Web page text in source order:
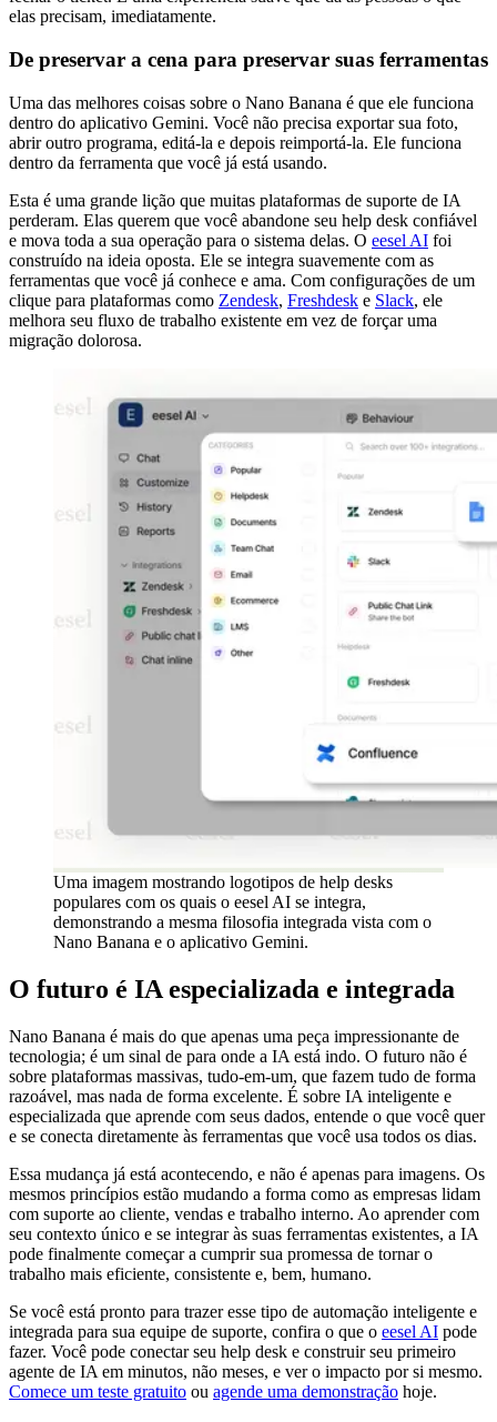
elas precisam, imediatamente.
De preservar a cena para preservar suas ferramentas
Uma das melhores coisas sobre o Nano Banana é que ele funciona
dentro do aplicativo Gemini. Você não precisa exportar sua foto,
abrir outro programa, editá-la e depois reimportá-la. Ele funciona
dentro da ferramenta que você já está usando.
Esta é uma grande lição que muitas plataformas de suporte de IA
perderam. Elas querem que você abandone seu help desk confiável
e mova toda a sua operação para o sistema delas. O eesel AI foi
construído na ideia oposta. Ele se integra suavemente com as
ferramentas que você já conhece e ama. Com configurações de um
clique para plataformas como Zendesk, Freshdesk e Slack, ele
melhora seu fluxo de trabalho existente em vez de forçar uma
migração dolorosa.
Uma imagem mostrando logotipos de help desks
populares com os quais o eesel AI se integra,
demonstrando a mesma filosofia integrada vista com o
Nano Banana e o aplicativo Gemini.
O futuro é IA especializada e integrada
Nano Banana é mais do que apenas uma peça impressionante de
tecnologia; é um sinal de para onde a IA está indo. O futuro não é
sobre plataformas massivas, tudo-em-um, que fazem tudo de forma
razoável, mas nada de forma excelente. É sobre IA inteligente e
especializada que aprende com seus dados, entende o que você quer
e se conecta diretamente às ferramentas que você usa todos os dias.
Essa mudança já está acontecendo, e não é apenas para imagens. Os
mesmos princípios estão mudando a forma como as empresas lidam
com suporte ao cliente, vendas e trabalho interno. Ao aprender com
seu contexto único e se integrar às suas ferramentas existentes, a IA
pode finalmente começar a cumprir sua promessa de tornar o
trabalho mais eficiente, consistente e, bem, humano.
Se você está pronto para trazer esse tipo de automação inteligente e
integrada para sua equipe de suporte, confira o que o eesel AI pode
fazer. Você pode conectar seu help desk e construir seu primeiro
agente de IA em minutos, não meses, e ver o impacto por si mesmo.
Comece um teste gratuito ou agende uma demonstração hoje.